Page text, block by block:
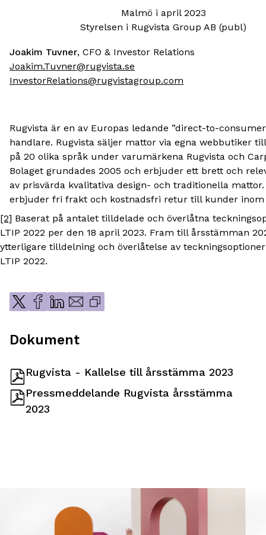
Malmö i april 2023
Styrelsen i Rugvista Group AB (publ)
Joakim Tuvner, CFO & Investor Relations
Joakim.Tuvner@rugvista.se
InvestorRelations@rugvistagroup.com
Rugvista är en av Europas ledande ”direct-to-
handlare. Rugvista säljer mattor via egna webbutiker
på 20 olika språk under varumärkena Rugvista och
Bolaget grundades 2005 och erbjuder ett brett och
av prisvärda kvalitativa design- och traditionella mattor.
erbjuder fri frakt och kostnadsfri retur till kunder inom
[2] Baserat på antalet tilldelade och överlåtna
LTIP 2022 per den 18 april 2023. Fram till årsstämman
ytterligare tilldelning och överlåtelse av
LTIP 2022.
Dokument
Rugvista - Kallelse till årsstämma 2023
Pressmeddelande Rugvista årsstämma
2023